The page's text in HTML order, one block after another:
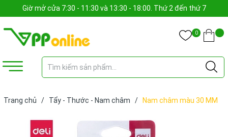
Giờ mở cửa 7:30 - 11:30 và 13:30 - 18:00. Thứ 2 đến thứ 7
0
Trang chủ / Tẩy - Thước - Nam châm /
Nam châm màu 30 MM